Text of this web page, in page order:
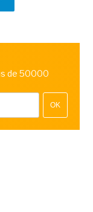
de 50000
OK